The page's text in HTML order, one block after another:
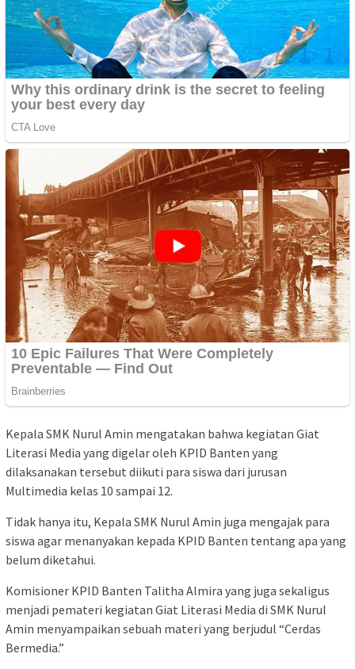
Kepala SMK Nurul Amin mengatakan bahwa kegiatan Giat
Literasi Media yang digelar oleh KPID Banten yang
dilaksanakan tersebut diikuti para siswa dari jurusan
Multimedia kelas 10 sampai 12.
Tidak hanya itu, Kepala SMK Nurul Amin juga mengajak para
siswa agar menanyakan kepada KPID Banten tentang apa yang
belum diketahui.
Komisioner KPID Banten Talitha Almira yang juga sekaligus
menjadi pemateri kegiatan Giat Literasi Media di SMK Nurul
Amin menyampaikan sebuah materi yang berjudul “Cerdas
Bermedia.”